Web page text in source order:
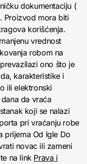
dokumentaciju (
Proizvod mora biti
korišćenja.
vrednost
robom na
ono što je
karakteristike i
ili elektronski
da vraća
koji se nalazi
pri vraćanju robe
prijema Od Igle Do
novac ili zameni
na link Prava i